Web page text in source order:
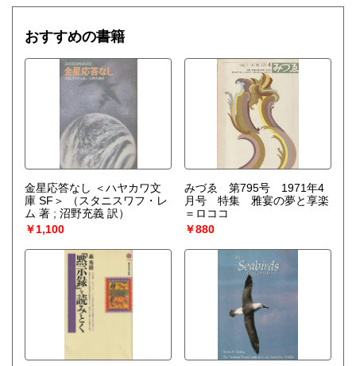
おすすめの書籍
金星応答なし ＜ハヤカワ文
庫 SF＞
（スタニスワフ・レ
ム 著 ; 沼野充義 訳）
￥1,100
みづゑ 第795号 1971年4
月号 特集 雅宴の夢と享楽
＝ロココ
￥880